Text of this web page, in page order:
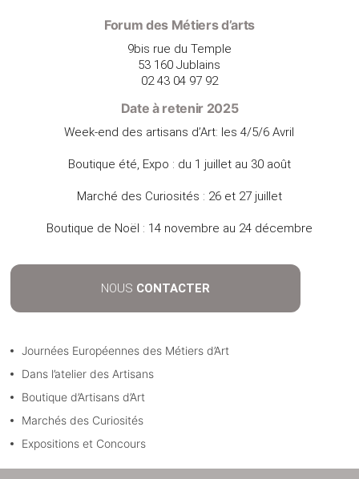
Forum des Métiers d’arts
9bis rue du Temple
53 160 Jublains
02 43 04 97 92
Date à retenir 2025
Week-end des artisans d’Art: les 4/5/6 Avril
Boutique été, Expo : du 1 juillet au 30 août
Marché des Curiosités : 26 et 27 juillet
Boutique de Noël : 14 novembre au 24 décembre
NOUS CONTACTER
Journées Européennes des Métiers d’Art
Dans l’atelier des Artisans
Boutique d’Artisans d’Art
Marchés des Curiosités
Expositions et Concours